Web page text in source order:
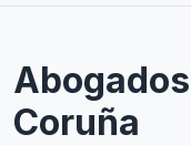
Coruña